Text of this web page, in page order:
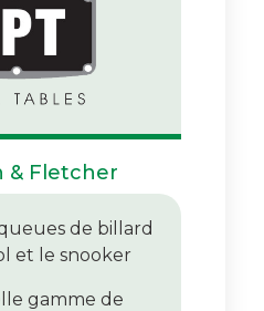
& Fletcher
de billard
et le snooker
gamme de